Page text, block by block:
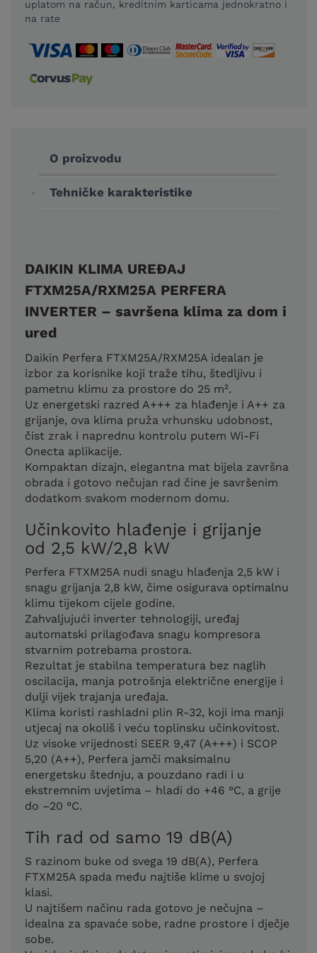
uplatom na račun, kreditnim karticama jednokratno i
na rate
O proizvodu
Tehničke karakteristike
DAIKIN KLIMA UREĐAJ
FTXM25A/RXM25A PERFERA
INVERTER – savršena klima za dom i
ured
Daikin Perfera FTXM25A/RXM25A idealan je
izbor za korisnike koji traže tihu, štedljivu i
pametnu klimu za prostore do 25 m².
Uz energetski razred A+++ za hlađenje i A++ za
grijanje, ova klima pruža vrhunsku udobnost,
čist zrak i naprednu kontrolu putem Wi-Fi
Onecta aplikacije.
Kompaktan dizajn, elegantna mat bijela završna
obrada i gotovo nečujan rad čine je savršenim
dodatkom svakom modernom domu.
Učinkovito hlađenje i grijanje
od 2,5 kW/2,8 kW
Perfera FTXM25A nudi snagu hlađenja 2,5 kW i
snagu grijanja 2,8 kW, čime osigurava optimalnu
klimu tijekom cijele godine.
Zahvaljujući inverter tehnologiji, uređaj
automatski prilagođava snagu kompresora
stvarnim potrebama prostora.
Rezultat je stabilna temperatura bez naglih
oscilacija, manja potrošnja električne energije i
dulji vijek trajanja uređaja.
Klima koristi rashladni plin R-32, koji ima manji
utjecaj na okoliš i veću toplinsku učinkovitost.
Uz visoke vrijednosti SEER 9,47 (A+++) i SCOP
5,20 (A++), Perfera jamči maksimalnu
energetsku štednju, a pouzdano radi i u
ekstremnim uvjetima – hladi do +46 °C, a grije
do –20 °C.
Tih rad od samo 19 dB(A)
S razinom buke od svega 19 dB(A), Perfera
FTXM25A spada među najtiše klime u svojoj
klasi.
U najtišem načinu rada gotovo je nečujna –
idealna za spavaće sobe, radne prostore i dječje
sobe.